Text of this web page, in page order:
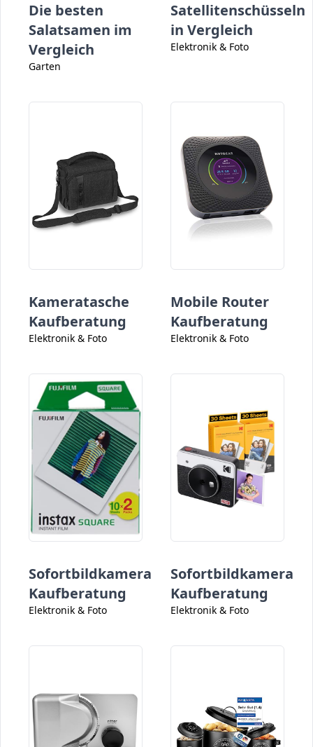
Die besten
Salatsamen im
Vergleich
Garten
Satellitenschüsseln
in Vergleich
Elektronik & Foto
Kameratasche
Kaufberatung
Elektronik & Foto
Mobile Router
Kaufberatung
Elektronik & Foto
Sofortbildkamera
Kaufberatung
Elektronik & Foto
Sofortbildkamera
Kaufberatung
Elektronik & Foto